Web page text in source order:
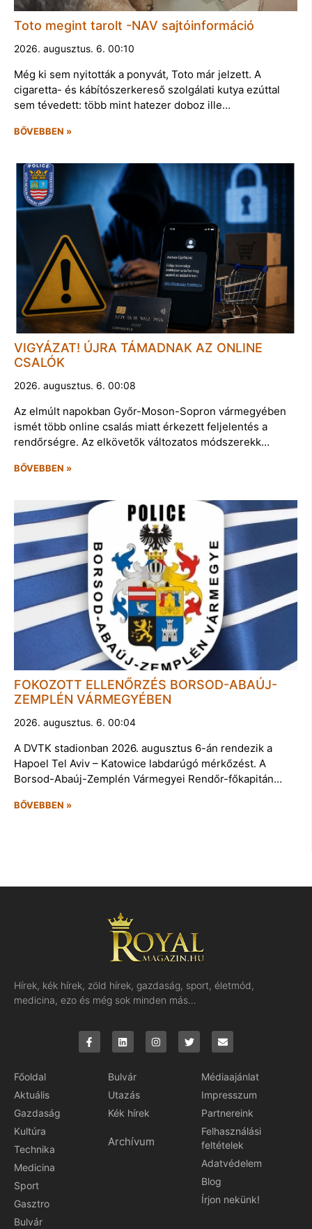
Toto megint tarolt -NAV sajtóinformáció
2026. augusztus. 6. 00:10
Még ki sem nyitották a ponyvát, Toto már jelzett. A
cigaretta- és kábítószerkereső szolgálati kutya ezúttal
sem tévedett: több mint hatezer doboz ille…
BŐVEBBEN »
VIGYÁZAT! ÚJRA TÁMADNAK AZ ONLINE
CSALÓK
2026. augusztus. 6. 00:08
Az elmúlt napokban Győr-Moson-Sopron vármegyében
ismét több online csalás miatt érkezett feljelentés a
rendőrségre. Az elkövetők változatos módszerekk…
BŐVEBBEN »
FOKOZOTT ELLENŐRZÉS BORSOD-ABAÚJ-
ZEMPLÉN VÁRMEGYÉBEN
2026. augusztus. 6. 00:04
A DVTK stadionban 2026. augusztus 6-án rendezik a
Hapoel Tel Aviv – Katowice labdarúgó mérkőzést. A
Borsod-Abaúj-Zemplén Vármegyei Rendőr-főkapitán…
BŐVEBBEN »
Hírek, kék hírek, zöld hírek, gazdaság, sport, életmód,
medicina, ezo és még sok minden más…
Főoldal
Aktuális
Gazdaság
Kultúra
Technika
Medicina
Sport
Gasztro
Bulvár
Bulvár
Utazás
Kék hírek
Archívum
Médiaajánlat
Impresszum
Partnereink
Felhasználási
feltételek
Adatvédelem
Blog
Írjon nekünk!